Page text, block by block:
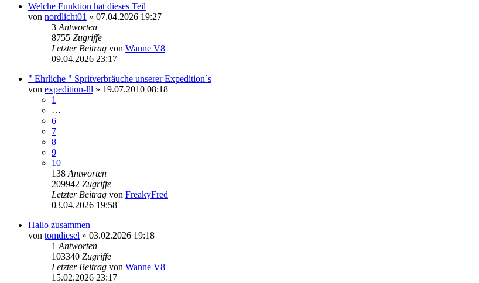
Welche Funktion hat dieses Teil
von nordlicht01 » 07.04.2026 19:27
3 Antworten
8755 Zugriffe
Letzter Beitrag von Wanne V8
09.04.2026 23:17
" Ehrliche " Spritverbräuche unserer Expedition`s
von expedition-lll » 19.07.2010 08:18
1
…
6
7
8
9
10
138 Antworten
209942 Zugriffe
Letzter Beitrag von FreakyFred
03.04.2026 19:58
Hallo zusammen
von tomdiesel » 03.02.2026 19:18
1 Antworten
103340 Zugriffe
Letzter Beitrag von Wanne V8
15.02.2026 23:17